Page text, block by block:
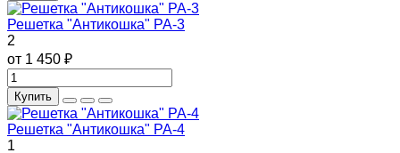
Решетка "Антикошка" РА-3
2
от 1 450 ₽
Купить
Решетка "Антикошка" РА-4
1